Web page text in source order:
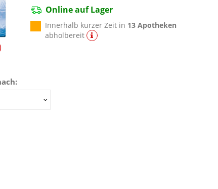
Online auf Lager
Innerhalb kurzer Zeit in 13 Apotheken
abholbereit